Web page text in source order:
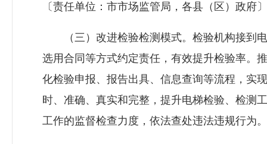
〔责任单位：市市场监管局，各县（区）政府〕
（三）改进检验检测模式。检验机构接到电
选用合同等方式约定责任，有效提升检验率。
化检验申报、报告出具、信息查询等流程，实
时、准确、真实和完整，提升电梯检验、检测
工作的监督检查力度，依法查处违法违规行为